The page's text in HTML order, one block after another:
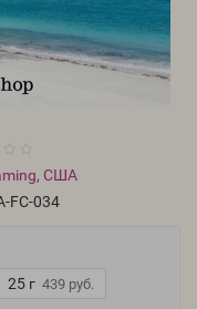
США
FC-034
25 г 439 руб.